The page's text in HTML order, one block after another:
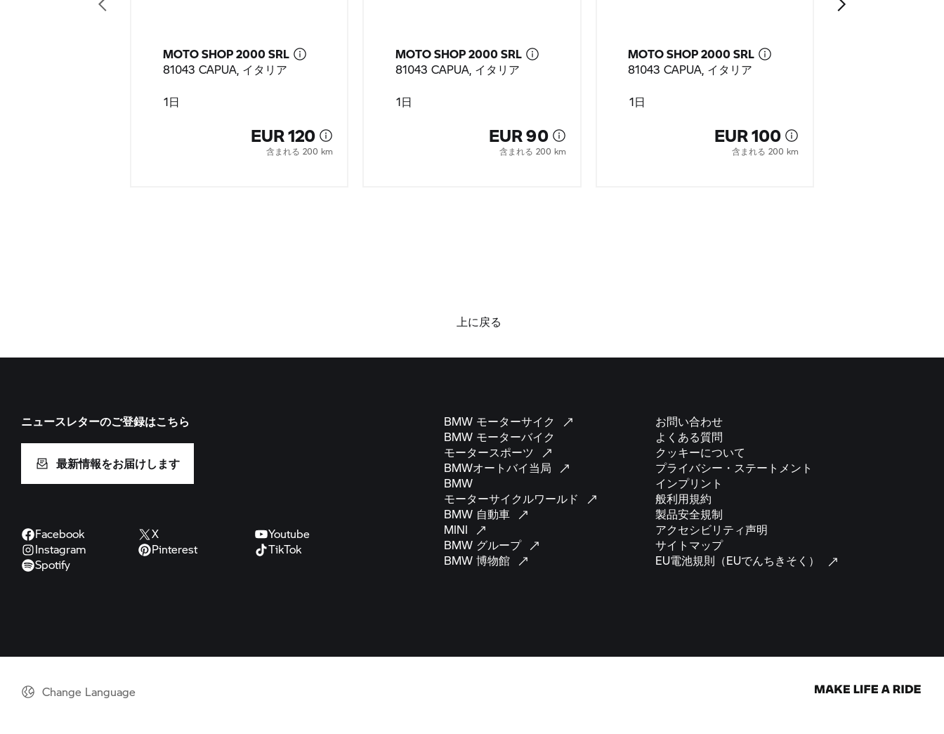
MOTO SHOP 2000 SRL
81043 CAPUA, イタリア
1日
EUR 120
含まれる 200 km
MOTO SHOP 2000 SRL
81043 CAPUA, イタリア
1日
EUR 90
含まれる 200 km
MOTO SHOP 2000 SRL
81043 CAPUA, イタリア
1日
EUR 100
含まれる 200 km
上に戻る
ニュースレターのご登録はこちら
最新情報をお届けします
Facebook X
Youtube
Instagram
Pinterest
TikTok
Spotify
BMW モーターサイク
BMW モーターバイク
モータースポーツ
BMWオートバイ当局
BMW
モーターサイクルワールド
BMW 自動車
MINI
BMW グループ
BMW 博物館
お問い合わせ
よくある質問
クッキーについて
プライバシー・ステートメント
インプリント
般利用規約
製品安全規制
アクセシビリティ声明
サイトマップ
EU電池規則（EUでんちきそく）
Change Language